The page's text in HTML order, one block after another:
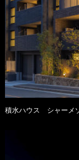
積水ハウス シャーメ